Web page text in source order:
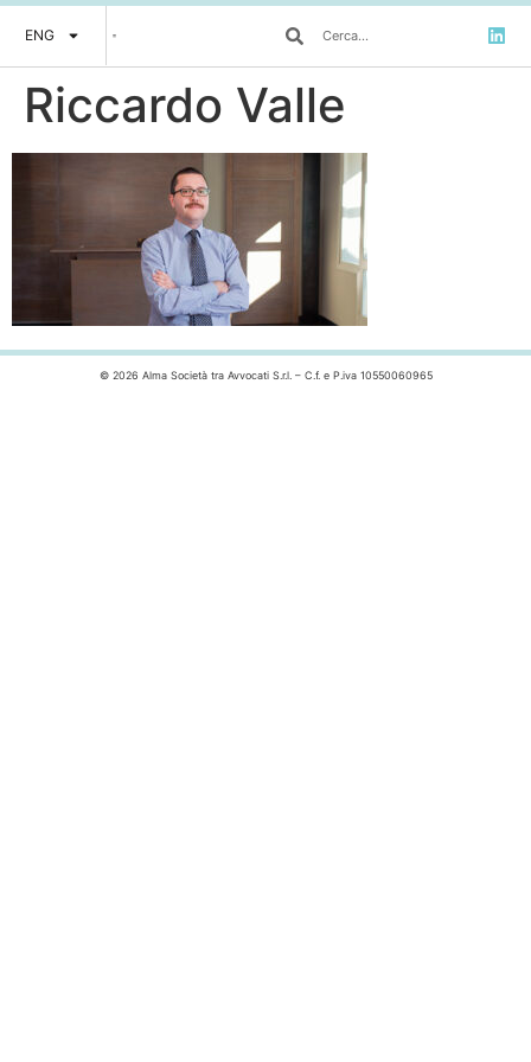
ENG
Riccardo Valle
© 2026 Alma Società tra Avvocati S.r.l. – C.f. e P.iva 10550060965